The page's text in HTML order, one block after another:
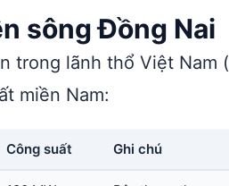
sông Đồng Nai
trong lãnh thổ Việt Nam
miền Nam:
Công suất Ghi chú